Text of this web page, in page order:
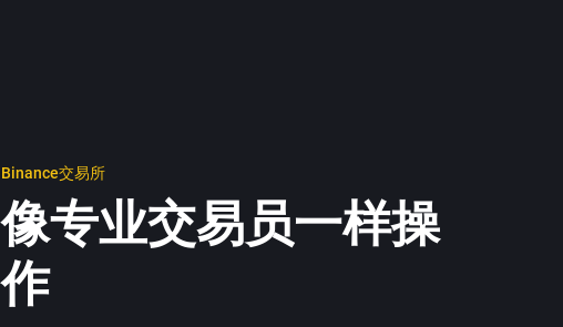
Binance交易所
像专业交易员一样操
作